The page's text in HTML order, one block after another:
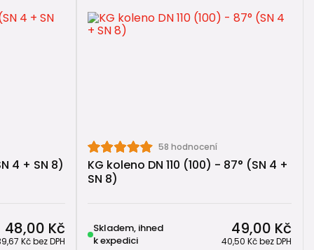
4 + SN 8)
48,00 Kč
Kčbez DPH
58 hodnocení
KG koleno DN 110 (100) - 87° (SN 4 +
SN 8)
49,00 Kč
40,50 Kčbez DPH
Skladem, ihned
k expedici